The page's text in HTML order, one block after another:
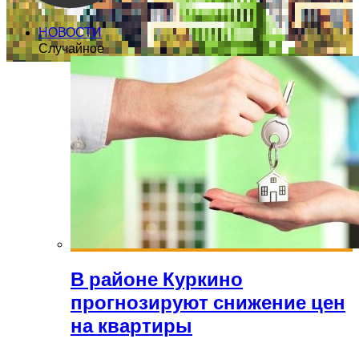
НОВОСТИ
Случайное
В районе Куркино
прогнозируют снижение цен
на квартиры